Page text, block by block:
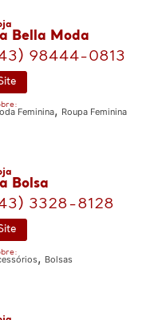
Bella Moda
98444-0813
Feminina, Roupa Feminina
Bolsa
3328-8128
, Bolsas